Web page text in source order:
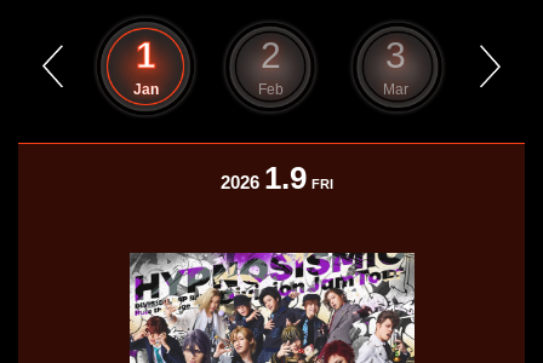
1
Jan
2
Feb
3
Mar
2026 1.9 FRI